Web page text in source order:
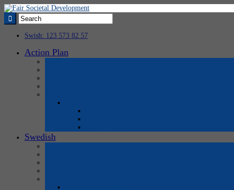
Swish: 123 573 82 57
Action Plan
Swedish